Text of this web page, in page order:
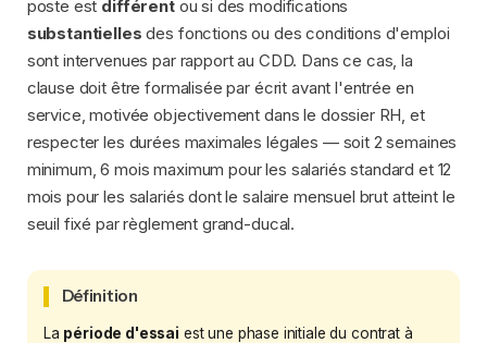
poste est différentou si des modifications
substantielles des fonctions ou des conditions d'emploi
sont intervenues par rapport au CDD. Dans ce cas, la
clause doit être formalisée par écrit avant l'entrée en
service, motivée objectivement dans le dossier RH, et
respecter les durées maximales légales — soit 2 semaines
minimum, 6 mois maximum pour les salariés standard et 12
mois pour les salariés dont le salaire mensuel brut atteint le
seuil fixé par règlement grand-ducal.
Définition
La période d'essai est une phase initiale du contrat à